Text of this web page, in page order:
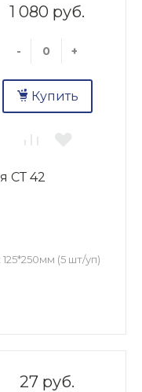
1 080 руб.
- +
Купить
СТ 42
(5 шт/уп)
27 руб.